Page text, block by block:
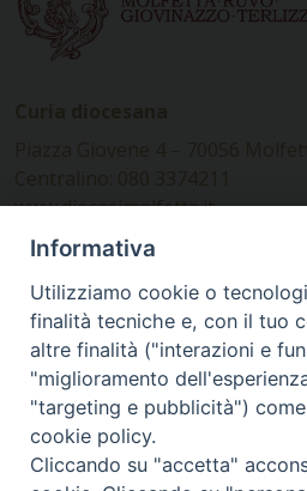
www.diocesimolfetta.it –
Ufficio Comunicazioni sociali
Piazza Giovene 4 – 70056
SEGUICI SU
Informativa
Utilizziamo cookie o
finalità tecniche e, con il tuo
altre finalità ("interazioni e
"miglioramento
"targeting e pubblicità")
cookie policy.
Cliccando su "accetta"